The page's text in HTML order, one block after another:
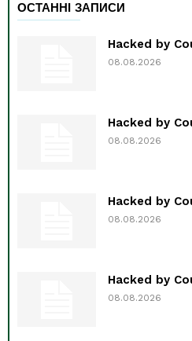
ОСТАННІ ЗАПИСИ
Hacked by
08.08.2026
Hacked by
08.08.2026
Hacked by
08.08.2026
Hacked by
08.08.2026